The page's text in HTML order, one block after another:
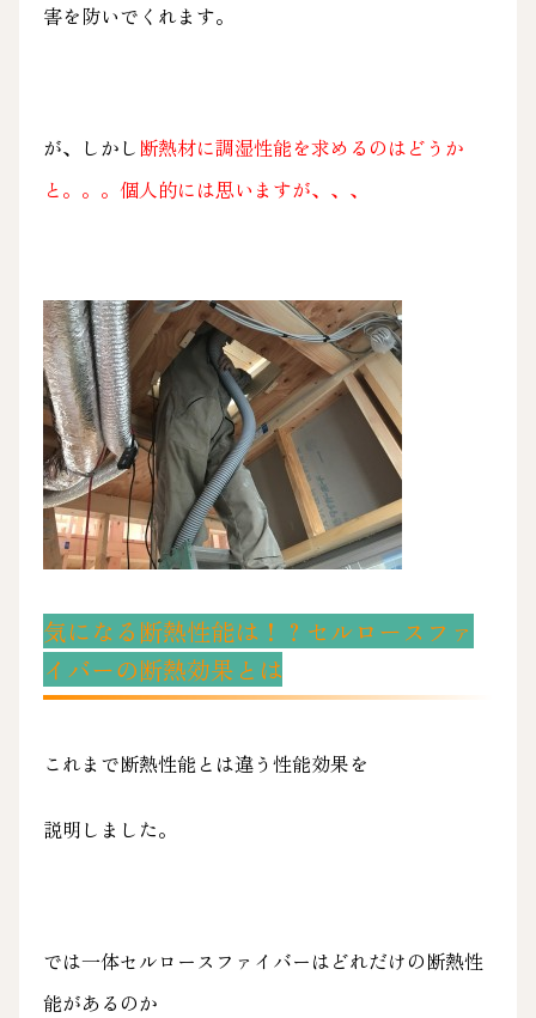
害を防いでくれます。
が、しかし 断熱材に調湿性能を求めるのはどうか
と。。。個人的には思いますが、、、
気になる断熱性能は！？セルロースファ
イバーの断熱効果とは
これまで断熱性能とは違う性能効果を
説明しました。
では一体セルロースファイバーはどれだけの断熱性
能があるのか